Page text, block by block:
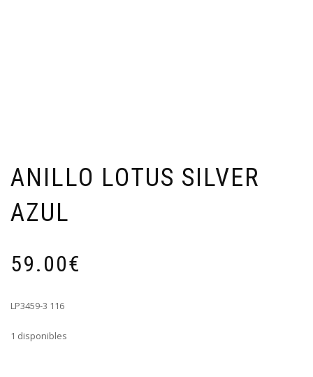
ANILLO LOTUS SILVER
AZUL
59.00€
LP3459-3 116
1 disponibles